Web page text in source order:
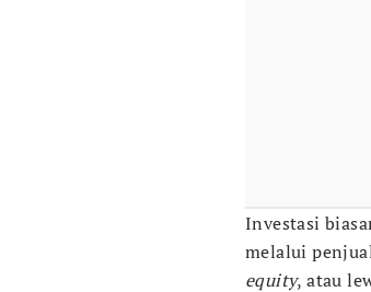
Investasi
melalui
equity, atau